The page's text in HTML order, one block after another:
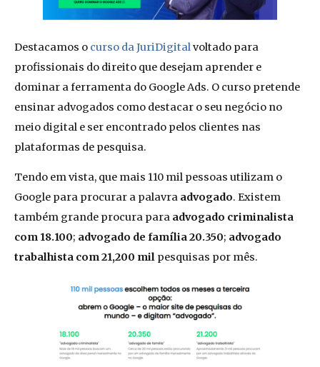
Destacamos o curso da JuriDigitalvoltado para
profissionais do direito que desejam aprender e
dominar a ferramenta do Google Ads. O curso pretende
ensinar advogados como destacar o seu negócio no
meio digital e ser encontrado pelos clientes nas
plataformas de pesquisa.
Tendo em vista, que mais 110 mil pessoas utilizam o
Google para procurar a palavra advogado. Existem
também grande procura para advogado criminalista
com 18.100; advogado de família 20.350; advogado
trabalhista com 21,200 mil pesquisas por mês.